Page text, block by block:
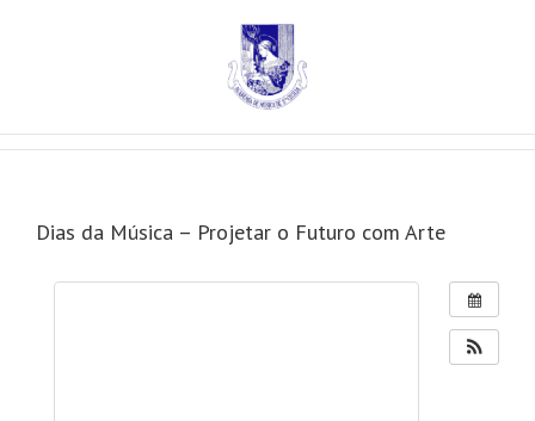
Dias da Música – Projetar o Futuro com Arte